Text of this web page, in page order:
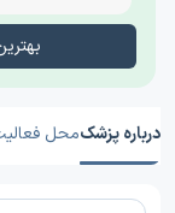
درباره پزشکمحل